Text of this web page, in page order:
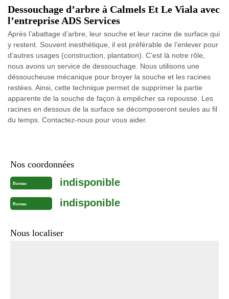
Dessouchage d’arbre à Calmels Et Le Viala avec
l’entreprise ADS Services
Après l’abattage d’arbre, leur souche et leur racine de surface qui
y restent. Souvent inesthétique, il est préférable de l’enlever pour
d’autres usages (construction, plantation). C’est là notre rôle,
nous avons un service de dessouchage. Nous utilisons une
déssoucheuse mécanique pour broyer la souche et les racines
restées. Ainsi, cette technique permet de supprimer la partie
apparente de la souche de façon à empêcher sa repousse. Les
racines en dessous de la surface se décomposeront seules au fil
du temps. Contactez-nous pour vous aider.
Nos coordonnées
Bureau indisponible
Bureau indisponible
Nous localiser